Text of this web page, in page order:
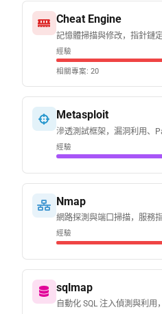
Cheat Engine
記憶體掃描與修改，指針鏈
經驗
相關專案: 20
Metasploit
滲透測試框架，漏洞利用、
經驗
Nmap
網路探測與端口掃描，服務
經驗
sqlmap
自動化 SQL 注入偵測與利用